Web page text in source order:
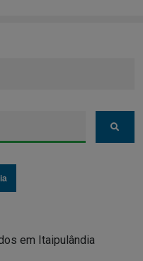
em Itaipulândia